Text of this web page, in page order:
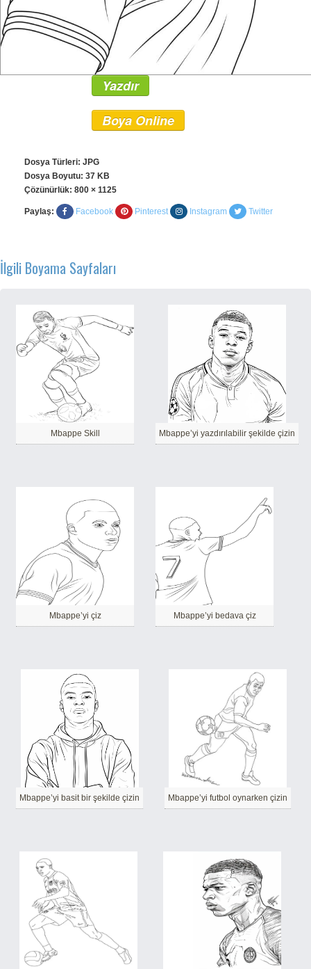
Yazdır
Boya Online
Dosya Türleri: JPG
Dosya Boyutu: 37 KB
Çözünürlük: 800 × 1125
Paylaş: Facebook Pinterest Instagram Twitter
İlgili Boyama Sayfaları
Mbappe Skill Mbappe’yi yazdırılabilir şekilde çizin
Mbappe’yi çiz Mbappe’yi bedava çiz
Mbappe’yi basit bir şekilde çizin Mbappe’yi futbol oynarken çizin